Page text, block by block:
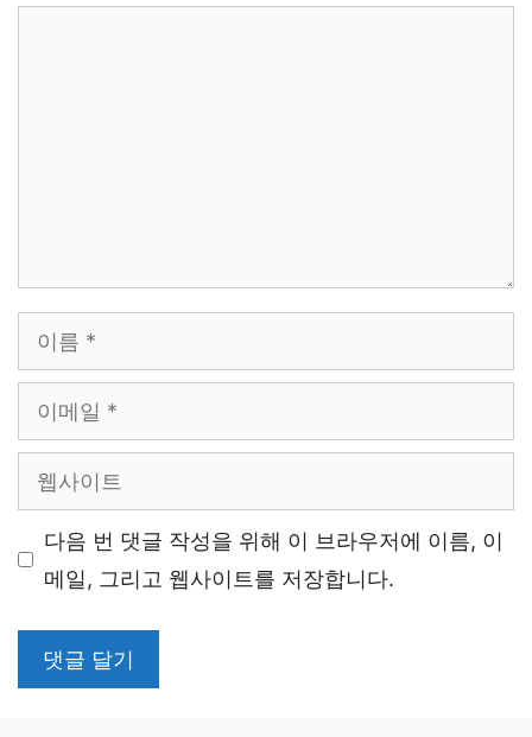
름
메
사
다음 번 댓글 작성을 위해 이 브라우저에 이름, 이
메일, 그리고 웹사이트를 저장합니다.